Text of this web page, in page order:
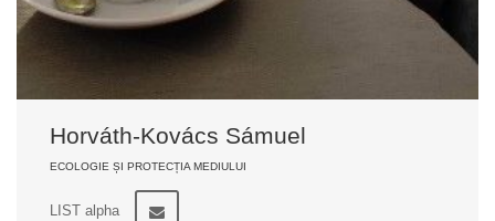
Horváth-Kovács Sámuel
ECOLOGIE ȘI PROTECȚIA MEDIULUI
LIST alpha